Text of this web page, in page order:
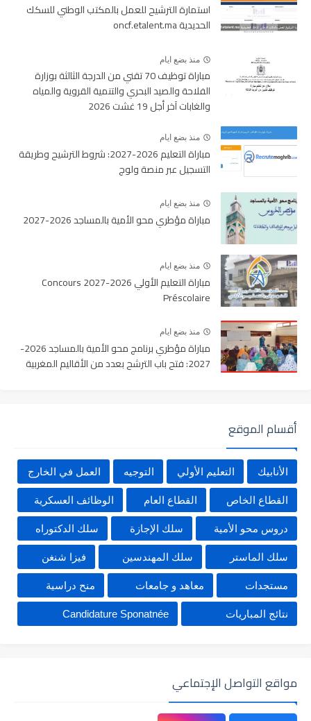
استمارة الترشيح للعمل بالمكتب الوطني للسكك
الحديدية oncf.etalent.ma
منذ بضع ايام
مباراة توظيف 70 تقني من الدرجة الثالثة بوزارة
الفلاحة والصيد البحري والتنمية القروية والمياه
والغابات آخر أجل 19 غشت 2026
منذ بضع ايام
مباراة التعليم 2026-2027: شروط الترشيح وطريقة
التسجيل عبر منصة ولوج
منذ بضع ايام
مباراة مؤطري محو الأمية بالمساجد 2026-2027
منذ بضع ايام
مباراة التعليم الأولي 2026-2027 Concours
Préscolaire
منذ بضع ايام
مباراة مؤطري برنامج محو الأمية بالمساجد 2026-
2027: فتح باب الترشح بعدد من الأقاليم المغربية
أقسام الموقع
الأنابيك التعليم الأولي التوجيه العمل في الخارج
القطاع الخاص القطاع العام الوظائف العسكرية
دروس محو الأمية سلك الإجازة سلك الدكتوراه
سلك الماستر سلك المهندسين فيزا شنغن
مستجدات معاهد و جامعات منح دراسية
نتائج المباريات Candidature Sponatnée
مواقع التواصل الإجتماعي